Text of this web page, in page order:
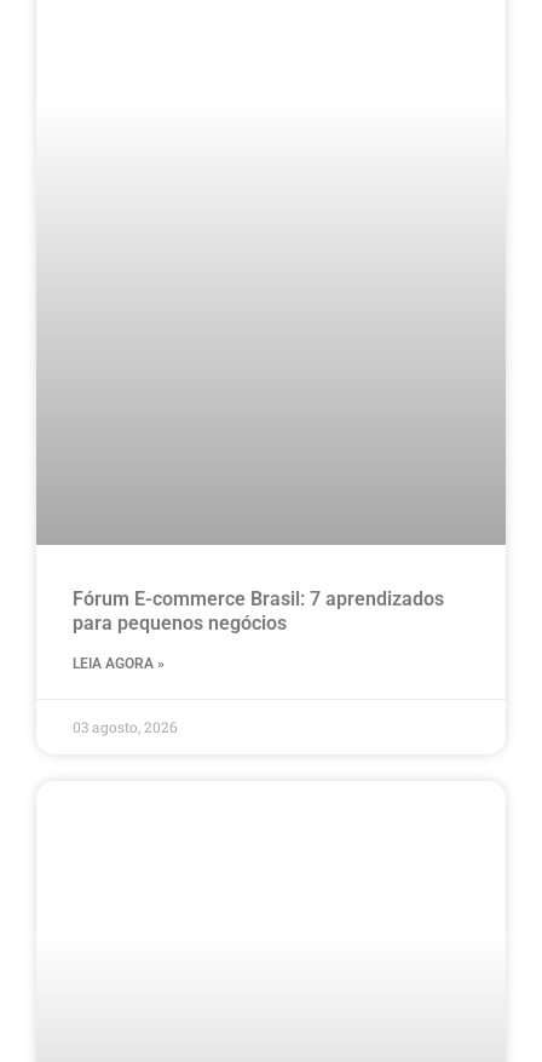
Fórum E-commerce Brasil: 7 aprendizados
para pequenos negócios
LEIA AGORA »
03 agosto, 2026